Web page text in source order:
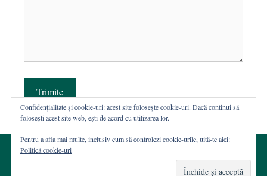
Trimite
Confidențialitate și cookie-uri: acest site folosește cookie-uri. Dacă continui să
folosești acest site web, ești de acord cu utilizarea lor.
Pentru a afla mai multe, inclusiv cum să controlezi cookie-urile, uită-te aici:
Politică cookie-uri